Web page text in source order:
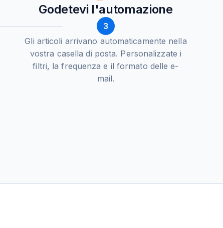
Godetevi l'automazione
3
Gli articoli arrivano automaticamente nella
vostra casella di posta. Personalizzate i
filtri, la frequenza e il formato delle e-
mail.